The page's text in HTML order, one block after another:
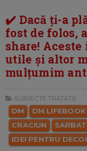
✔️ Dacă ți-a
fost de folos,
share!
utile și altor
mulțumim
SUBIECTE TRATATE:
DM DM LIFEBOOK
CRACIUN
IDEI PENTRU